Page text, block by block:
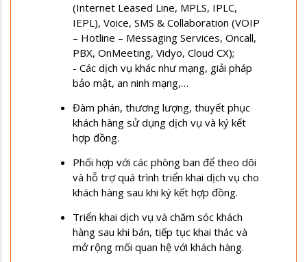
(Internet Leased Line, MPLS, IPLC,
IEPL), Voice, SMS & Collaboration (VOIP
– Hotline – Messaging Services, Oncall,
PBX, OnMeeting, Vidyo, Cloud CX);
- Các dịch vụ khác như mạng, giải pháp
bảo mật, an ninh mạng,…
Đàm phán, thương lượng, thuyết phục
khách hàng sử dụng dịch vụ và ký kết
hợp đồng.
Phối hợp với các phòng ban để theo dõi
và hỗ trợ quá trình triển khai dịch vụ cho
khách hàng sau khi ký kết hợp đồng.
Triển khai dịch vụ và chăm sóc khách
hàng sau khi bán, tiếp tục khai thác và
mở rộng mối quan hệ với khách hàng.